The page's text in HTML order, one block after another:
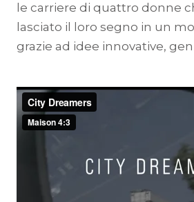
le carriere di quattro donne
lasciato il loro segno in un
grazie ad idee innovative,